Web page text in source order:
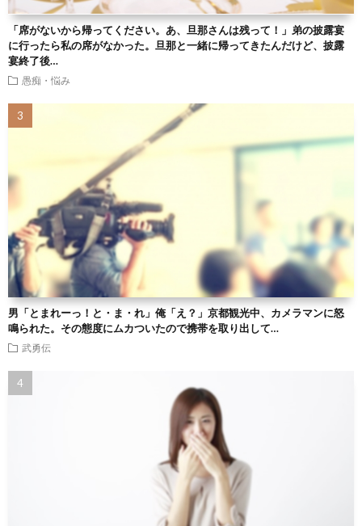
「席がないから帰ってください。あ、旦那さんは残って！」弟の披露宴
に行ったら私の席がなかった。旦那と一緒に帰ってきたんだけど、披露
宴終了後…
愚痴・悩み
男「とまれーっ！と・ま・れ」俺「え？」京都観光中、カメラマンに怒
鳴られた。その態度にムカついたので携帯を取り出して…
武勇伝